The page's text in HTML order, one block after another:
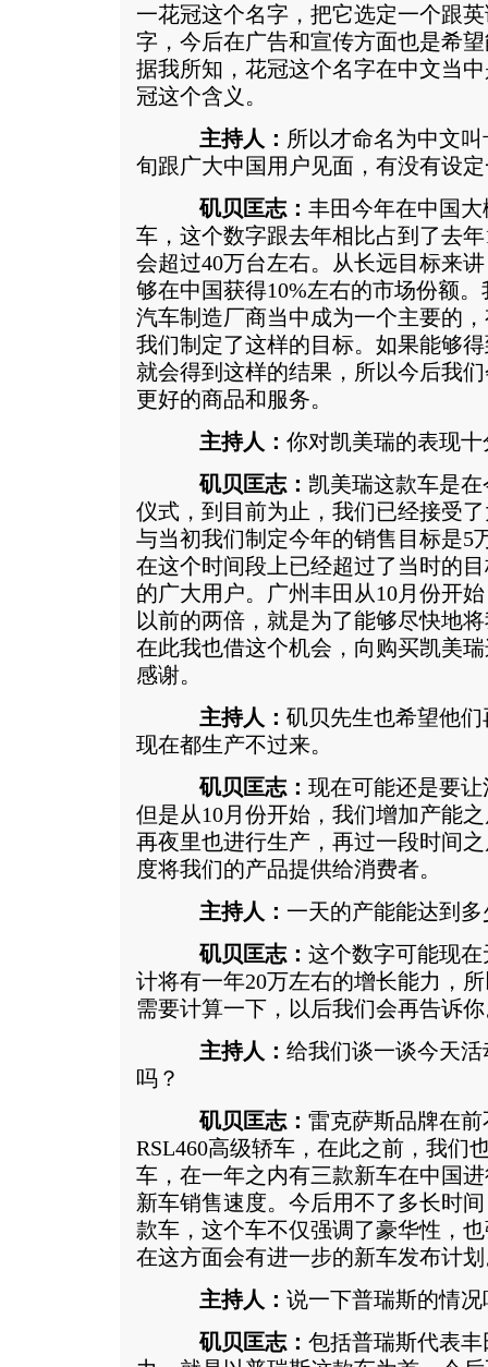
一花冠这个名字，把它选定一个跟
字，今后在广告和宣传方面也是希
据我所知，花冠这个名字在中文当
冠这个含义。
主持人： 所以才命名为中文
旬跟广大中国用户见面，有没有设
矶贝匡志： 丰田今年在中国
车，这个数字跟去年相比占到了去
会超过40万台左右。从长远目标来
够在中国获得10%左右的市场份额
汽车制造厂商当中成为一个主要的
我们制定了这样的目标。如果能够
就会得到这样的结果，所以今后我
更好的商品和服务。
主持人： 你对凯美瑞的表现
矶贝匡志： 凯美瑞这款车是
仪式，到目前为止，我们已经接受
与当初我们制定今年的销售目标是5
在这个时间段上已经超过了当时的
的广大用户。广州丰田从10月份开
以前的两倍，就是为了能够尽快地
在此我也借这个机会，向购买凯美
感谢。
主持人： 矶贝先生也希望他
现在都生产不过来。
矶贝匡志： 现在可能还是要
但是从10月份开始，我们增加产能
再夜里也进行生产，再过一段时间
度将我们的产品提供给消费者。
主持人： 一天的产能能达到多
矶贝匡志： 这个数字可能现
计将有一年20万左右的增长能力，
需要计算一下，以后我们会再告诉
主持人： 给我们谈一谈今天
吗？
矶贝匡志： 雷克萨斯品牌在
RSL460高级轿车，在此之前，我们
车，在一年之内有三款新车在中国
新车销售速度。今后用不了多长时
款车，这个车不仅强调了豪华性，
在这方面会有进一步的新车发布计
主持人： 说一下普瑞斯的情况
矶贝匡志： 包括普瑞斯代表